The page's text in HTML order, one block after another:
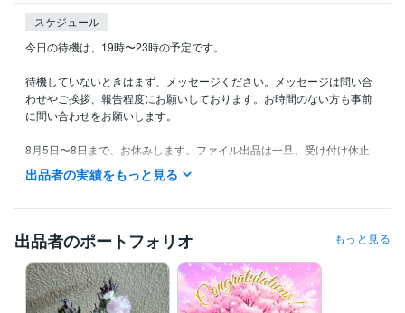
スケジュール
今日の待機は、19時〜23時の予定です。
待機していないときはまず、メッセージください。メッセージは問い合
わせやご挨拶、報告程度にお願いしております。お時間のない方も事前
に問い合わせをお願いします。
8月5日〜8日まで、お休みします。ファイル出品は一旦、受け付け休止
にしますが、その後、復活予定です。この期間は電話鑑定もお休みしま
す。
定は出来ません。御了承ください。
以前同様、深夜帯の鑑定希望の方は、少なくとも前々日までのご予約を
お願いします。寝ている間にメールをいただいても、対応できません。
ご了承ください。
出品者の実績をもっと見る
出品者のポートフォリオ もっと見る